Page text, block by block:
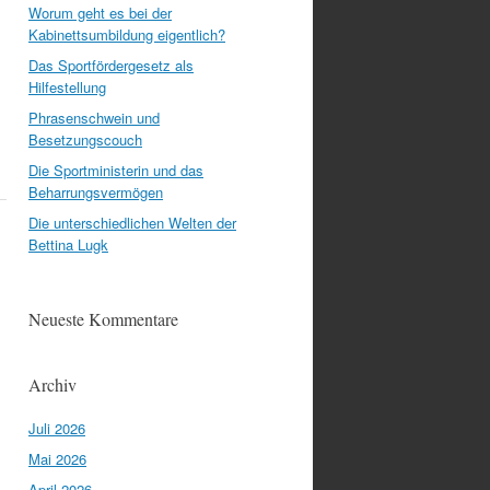
Worum geht es bei der
Kabinettsumbildung eigentlich?
Das Sportfördergesetz als
Hilfestellung
Phrasenschwein und
Besetzungscouch
Die Sportministerin und das
Beharrungsvermögen
Die unterschiedlichen Welten der
Bettina Lugk
Neueste Kommentare
Archiv
Juli 2026
Mai 2026